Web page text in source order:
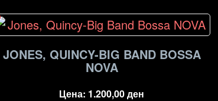
JONES, QUINCY-BIG BAND BOSSA
NOVA
Цена: 1.200,00ден